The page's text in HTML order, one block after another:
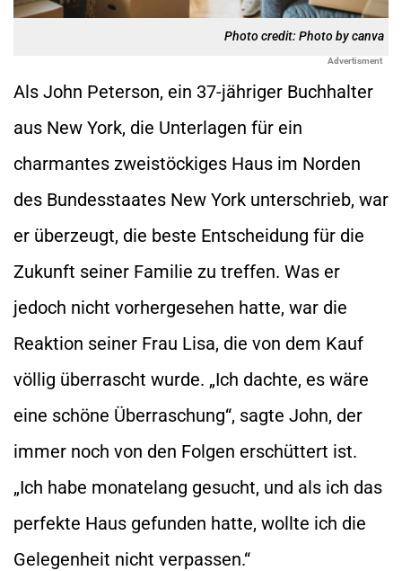
Photo credit: Photo by canva
Advertisment
Als John Peterson, ein 37-jähriger Buchhalter
aus New York, die Unterlagen für ein
charmantes zweistöckiges Haus im Norden
des Bundesstaates New York unterschrieb, war
er überzeugt, die beste Entscheidung für die
Zukunft seiner Familie zu treffen. Was er
jedoch nicht vorhergesehen hatte, war die
Reaktion seiner Frau Lisa, die von dem Kauf
völlig überrascht wurde. „Ich dachte, es wäre
eine schöne Überraschung“, sagte John, der
immer noch von den Folgen erschüttert ist.
„Ich habe monatelang gesucht, und als ich das
perfekte Haus gefunden hatte, wollte ich die
Gelegenheit nicht verpassen.“